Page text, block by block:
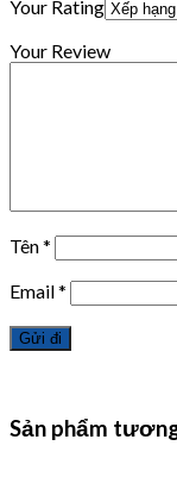
Your Rating
Your Review
Tên*
Email*
Sản phẩm